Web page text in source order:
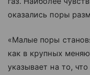
оказались поры
«Малые поры
как в крупных
указывает на то,